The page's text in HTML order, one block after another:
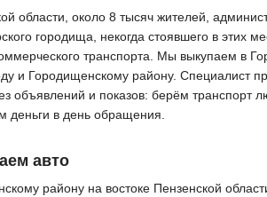
области, около 8 тысяч жителей,
городища, некогда стоявшего в
транспорта. Мы выкупаем в
и Городищенскому району. Специалист
объявлений и показов: берём транспорт
в день обращения.
авто
району на востоке Пензенской